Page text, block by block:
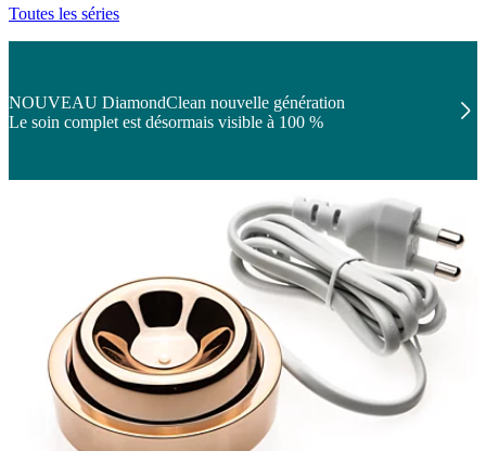
Toutes les séries
NOUVEAU DiamondClean nouvelle génération
Le soin complet est désormais visible à 100 %